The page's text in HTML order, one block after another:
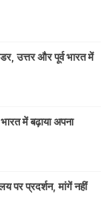
उत्तर और पूर्व भारत में
में बढ़ाया अपना
पर प्रदर्शन, मांगें नहीं